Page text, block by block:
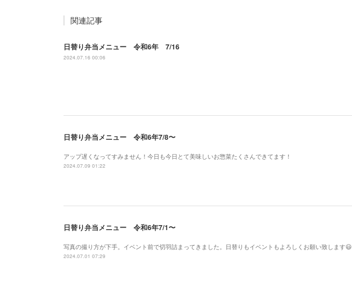
関連記事
日替り弁当メニュー 令和6年 7/16
2024.07.16 00:06
日替り弁当メニュー 令和6年7/8〜
アップ遅くなってすみません！今日も今日とて美味しいお惣菜たくさんできてます！
2024.07.09 01:22
日替り弁当メニュー 令和6年7/1〜
写真の撮り方が下手。イベント前で切羽詰まってきました。日替りもイベントもよろしくお願い致します😃
2024.07.01 07:29